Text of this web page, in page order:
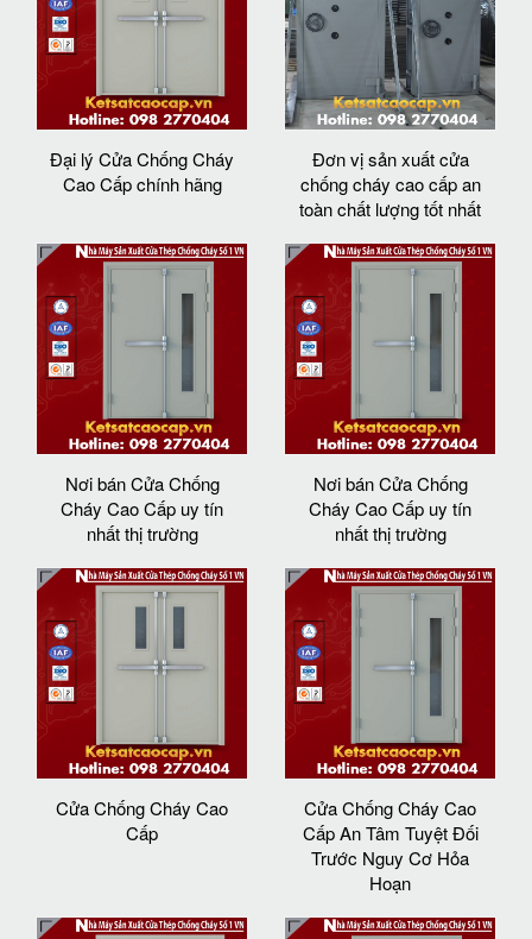
Đại lý Cửa Chống Cháy
Cao Cấp chính hãng
Đơn vị sản xuất cửa
chống cháy cao cấp an
toàn chất lượng tốt nhất
Nơi bán Cửa Chống
Cháy Cao Cấp uy tín
nhất thị trường
Nơi bán Cửa Chống
Cháy Cao Cấp uy tín
nhất thị trường
Cửa Chống Cháy Cao
Cấp
Cửa Chống Cháy Cao
Cấp An Tâm Tuyệt Đối
Trước Nguy Cơ Hỏa
Hoạn